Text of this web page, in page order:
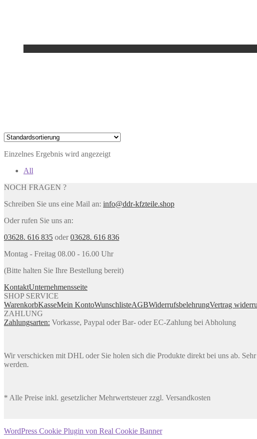
Einzelnes Ergebnis wird angezeigt
All
NOCH FRAGEN ?
Schreiben Sie uns eine Mail an: info@ddr-kfzteile.shop
Oder rufen Sie uns an:
03628. 616 835 oder03628. 616 836
Montag - Freitag 08.00 - 16.00 Uhr
(Bitte halten Sie Ihre Bestellung bereit)
KontaktUnternehmensseite
SHOP SERVICE
WarenkorbKasseMein KontoWunschlisteAGBWiderrufsbelehrungVertrag
ZAHLUNG
Zahlungsarten: Vorkasse, Paypal oder Bar- oder EC-Zahlung bei Abholung
Wir verschicken mit DHL oder Sie holen sich die Produkte direkt bei uns ab.
werden.
* Alle Preise inkl. gesetzlicher Mehrwertsteuer zzgl. Versandkosten
WordPress Cookie Plugin von Real Cookie Banner